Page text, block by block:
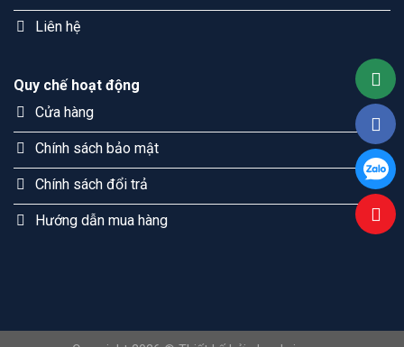
Liên hệ
Quy chế hoạt động
Cửa hàng
Chính sách bảo mật
Chính sách đổi trả
Hướng dẫn mua hàng